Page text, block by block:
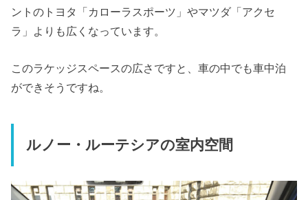
ントのトヨタ「カローラスポーツ」やマツダ「アクセ
ラ」よりも広くなっています。
このラケッジスペースの広さですと、車の中でも車中泊
ができそうですね。
ルノー・ルーテシアの室内空間